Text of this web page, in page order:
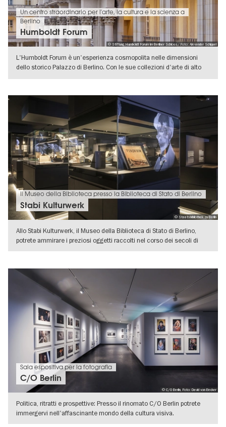
© Stiftung Humboldt Forum im Berliner Schloss/ Foto: Alexander Schippel
Un centro straordinario per l'arte, la cultura e la scienza a
Berlino
Humboldt Forum
L'Humboldt Forum è un'esperienza cosmopolita nelle dimensioni
dello storico Palazzo di Berlino. Con le sue collezioni d'arte di alto
© Staatsbibliothek zu Berlin
Il Museo della Biblioteca presso la Biblioteca di Stato di Berlino
Stabi Kulturwerk
Allo Stabi Kulturwerk, il Museo della Biblioteca di Stato di Berlino,
potrete ammirare i preziosi oggetti raccolti nel corso dei secoli di
© C/O Berlin, Foto: David von Becker
Sala espositiva per la fotografia
C/O Berlin
Politica, ritratti e prospettive: Presso il rinomato C/O Berlin potrete
immergervi nell'affascinante mondo della cultura visiva.